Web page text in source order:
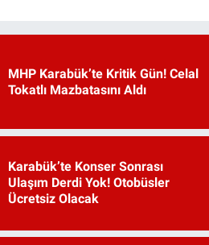
MHP Karabük’te Kritik Gün! Celal
Tokatlı Mazbatasını Aldı
Karabük’te Konser Sonrası
Ulaşım Derdi Yok! Otobüsler
Ücretsiz Olacak